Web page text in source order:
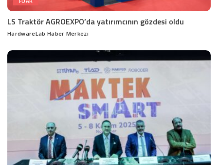
LS Traktör AGROEXPO’da yatırımcının gözdesi oldu
Posted
HardwareLab Haber Merkezi